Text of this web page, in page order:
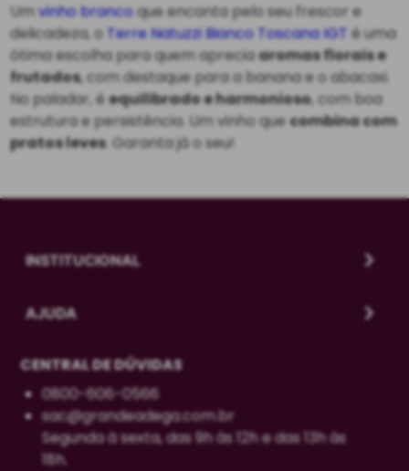
Umvinho brancoque encanta pelo seu frescor e
delicadeza, o Terre Natuzzi Bianco Toscana IGT é uma
ótima escolha para quem apreciaaromas florais e
frutados, com destaque para a banana e o abacaxi.
No paladar, éequilibrado e harmonioso, com boa
estrutura e persistência. Um vinho quecombina com
pratos leves. Garanta já o seu!
INSTITUCIONAL
AJUDA
CENTRAL DE DÚVIDAS
0800-606-0566
sac@grandeadega.com.br
Segunda à sexta, das 9h às 12h e das 13h às
18h.